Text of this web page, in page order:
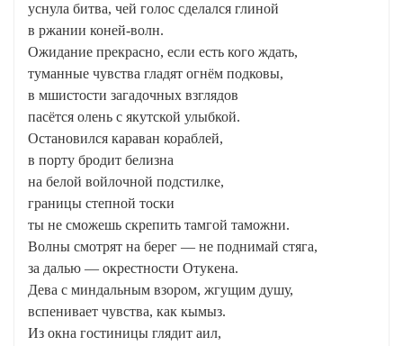
уснула битва, чей голос сделался глиной
в ржании коней-волн.
Ожидание прекрасно, если есть кого ждать,
туманные чувства гладят огнём подковы,
в мшистости загадочных взглядов
пасётся олень с якутской улыбкой.
Остановился караван кораблей,
в порту бродит белизна
на белой войлочной подстилке,
границы степной тоски
ты не сможешь скрепить тамгой таможни.
Волны смотрят на берег — не поднимай стяга,
за далью — окрестности Отукенa.
Дева с миндальным взором, жгущим душу,
вспенивает чувства, как кымыз.
Из окна гостиницы глядит аил,